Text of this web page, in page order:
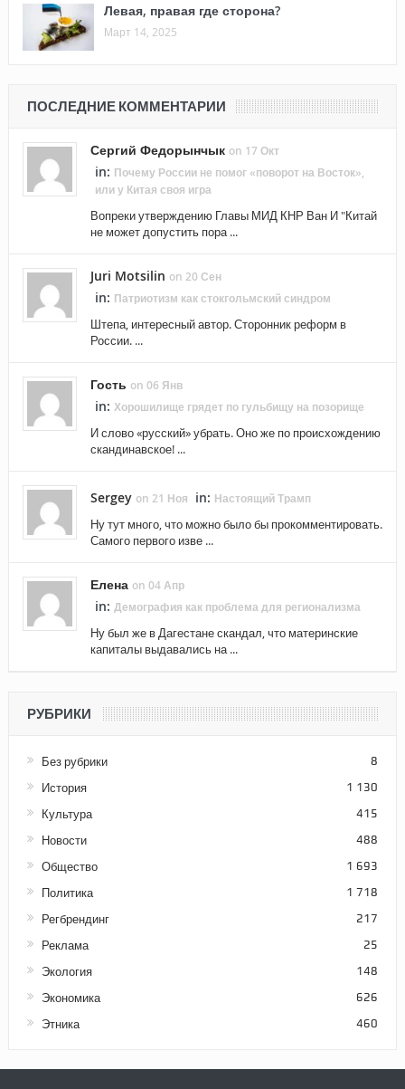
Левая, правая где сторона?
Март 14, 2025
ПОСЛЕДНИЕ КОММЕНТАРИИ
Сергий Федорынчык on 17 Окт
in: Почему России не помог «поворот на Восток»,
или у Китая своя игра
Вопреки утверждению Главы МИД КНР Ван И "Китай
не может допустить пора ...
Juri Motsilin on 20 Сен
in: Патриотизм как стокгольмский синдром
Штепа, интересный автор. Сторонник реформ в
России. ...
Гость on 06 Янв
in: Хорошилище грядет по гульбищу на позорище
И слово «русский» убрать. Оно же по происхождению
скандинавское! ...
Sergey on 21 Ноя in: Настоящий Трамп
Ну тут много, что можно было бы прокомментировать.
Самого первого изве ...
Елена on 04 Апр
in: Демография как проблема для регионализма
Ну был же в Дагестане скандал, что материнские
капиталы выдавались на ...
РУБРИКИ
Без рубрики 8
История 1 130
Культура 415
Новости 488
Общество 1 693
Политика 1 718
Регбрендинг 217
Реклама 25
Экология 148
Экономика 626
Этника 460